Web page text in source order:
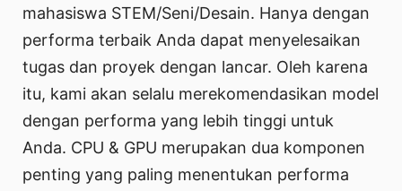
mahasiswa STEM/Seni/Desain. Hanya dengan
performa terbaik Anda dapat menyelesaikan
tugas dan proyek dengan lancar. Oleh karena
itu, kami akan selalu merekomendasikan model
dengan performa yang lebih tinggi untuk
Anda. CPU & GPU merupakan dua komponen
penting yang paling menentukan performa